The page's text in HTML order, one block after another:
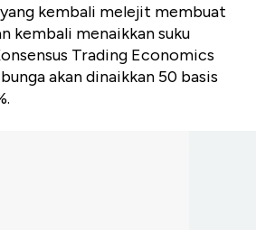
kembali melejit membuat
kembali menaikkan suku
Trading Economics
akan dinaikkan 50 basis